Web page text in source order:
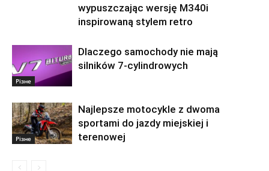
wypuszczając wersję M340i
inspirowaną stylem retro
Різне
Dlaczego samochody nie mają
silników 7-cylindrowych
Різне
Najlepsze motocykle z dwoma
sportami do jazdy miejskiej i
terenowej